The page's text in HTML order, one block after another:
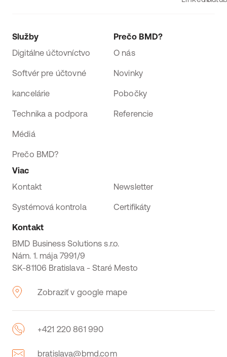
Služby
Digitálne účtovníctvo
Softvér pre účtovné
kancelárie
Technika a podpora
Médiá
Prečo BMD?
Prečo BMD?
O nás
Novinky
Pobočky
Referencie
Viac
Kontakt
Newsletter
Systémová kontrola Certifikáty
Kontakt
BMD Business Solutions s.r.o.
Nám. 1. mája 7991/9
SK-81106 Bratislava - Staré Mesto
Zobraziť v google mape
+421 220 861 990
bratislava@bmd.com